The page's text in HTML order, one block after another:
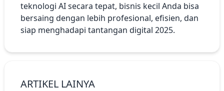
teknologi AI secara tepat, bisnis kecil Anda bisa
bersaing dengan lebih profesional, efisien, dan
siap menghadapi tantangan digital 2025.
ARTIKEL LAINYA